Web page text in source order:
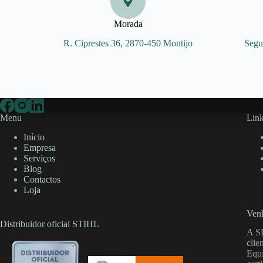
Morada
R. Ciprestes 36, 2870-450 Montijo
Menu
Início
Empresa
Serviços
Blog
Contactos
Loja
Distribuidor oficial STIHL
A